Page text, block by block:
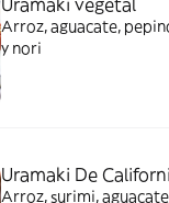
Arroz, aguacate,
y nori
Uramaki De
Arroz, surimi,